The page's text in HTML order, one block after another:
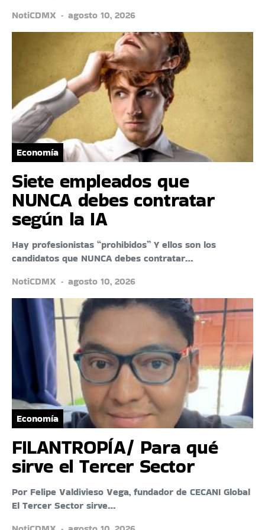
NotiCDMX
agosto 10, 2026
Economía
Siete empleados que
NUNCA debes contratar
según la IA
Hay profesionistas “prohibidos” Y ellos son los
candidatos que NUNCA debes contratar…
NotiCDMX
agosto 10, 2026
Economía
FILANTROPÍA/ Para qué
sirve el Tercer Sector
Por Felipe Valdivieso Vega, fundador de CECANI Global
El Tercer Sector sirve…